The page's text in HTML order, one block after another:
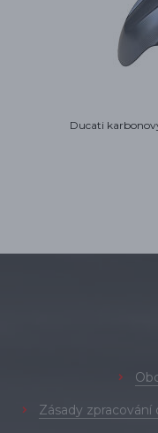
Ducati
Zásady zpracování